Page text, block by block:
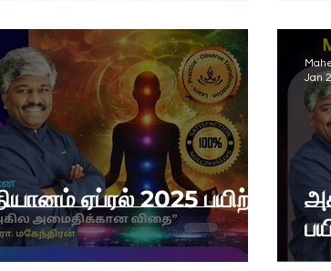
ஏப்ரல் 2025 பயிற்சி
Jan